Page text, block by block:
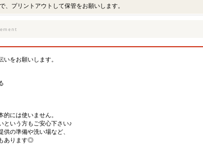
プリントアウトして保管をお願いします。
をお願いします。
には使いません。
という方もご安心下さい♪
の準備や洗い場など、
あります◎